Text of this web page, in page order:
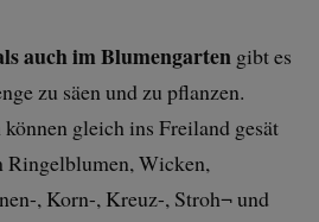
auch im Blumengarten gibt es
zu säen und zu pflanzen.
gleich ins Freiland gesät
Ringelblumen, Wicken,
, Korn-, Kreuz-, Stroh¬ und